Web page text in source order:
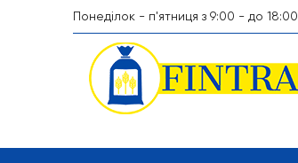
Понеділок - п'ятниця з 9:00 - до 18:00